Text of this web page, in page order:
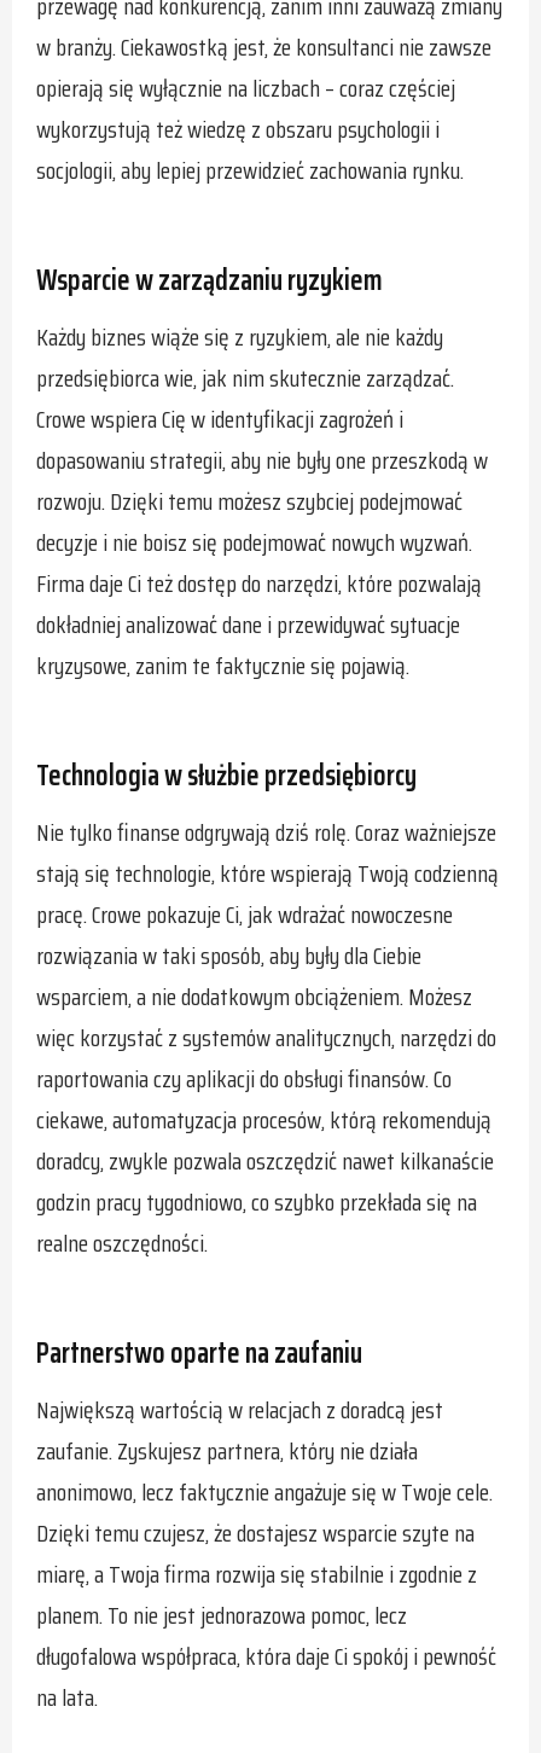
w branży. Ciekawostką jest, że konsultanci nie zawsze
opierają się wyłącznie na liczbach – coraz częściej
wykorzystują też wiedzę z obszaru psychologii i
socjologii, aby lepiej przewidzieć zachowania rynku.
Wsparcie w zarządzaniu ryzykiem
Każdy biznes wiąże się z ryzykiem, ale nie każdy
przedsiębiorca wie, jak nim skutecznie zarządzać.
Crowe wspiera Cię w identyfikacji zagrożeń i
dopasowaniu strategii, aby nie były one przeszkodą w
rozwoju. Dzięki temu możesz szybciej podejmować
decyzje i nie boisz się podejmować nowych wyzwań.
Firma daje Ci też dostęp do narzędzi, które pozwalają
dokładniej analizować dane i przewidywać sytuacje
kryzysowe, zanim te faktycznie się pojawią.
Technologia w służbie przedsiębiorcy
Nie tylko finanse odgrywają dziś rolę. Coraz ważniejsze
stają się technologie, które wspierają Twoją codzienną
pracę. Crowe pokazuje Ci, jak wdrażać nowoczesne
rozwiązania w taki sposób, aby były dla Ciebie
wsparciem, a nie dodatkowym obciążeniem. Możesz
więc korzystać z systemów analitycznych, narzędzi do
raportowania czy aplikacji do obsługi finansów. Co
ciekawe, automatyzacja procesów, którą rekomendują
doradcy, zwykle pozwala oszczędzić nawet kilkanaście
godzin pracy tygodniowo, co szybko przekłada się na
realne oszczędności.
Partnerstwo oparte na zaufaniu
Największą wartością w relacjach z doradcą jest
zaufanie. Zyskujesz partnera, który nie działa
anonimowo, lecz faktycznie angażuje się w Twoje cele.
Dzięki temu czujesz, że dostajesz wsparcie szyte na
miarę, a Twoja firma rozwija się stabilnie i zgodnie z
planem. To nie jest jednorazowa pomoc, lecz
długofalowa współpraca, która daje Ci spokój i pewność
na lata.